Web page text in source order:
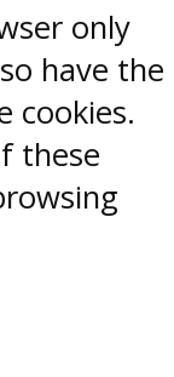
only
have the
cookies.
these